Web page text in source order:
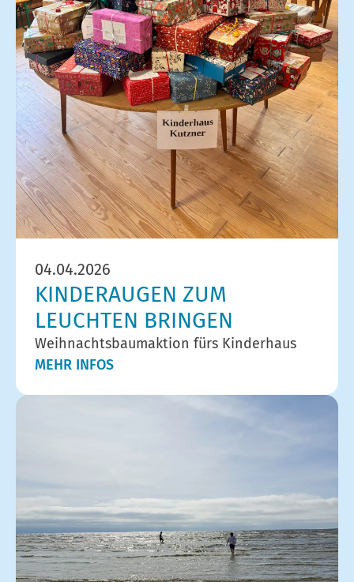
04.04.2026
KINDERAUGEN ZUM
LEUCHTEN BRINGEN
Weihnachtsbaumaktion fürs Kinderhaus
MEHR INFOS